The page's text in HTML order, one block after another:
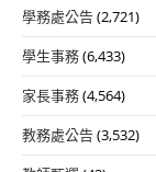
學務處公告(2,721)
學生事務(6,433)
家長事務(4,564)
教務處公告(3,532)